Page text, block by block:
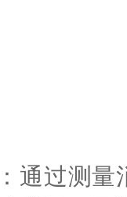
通过测量